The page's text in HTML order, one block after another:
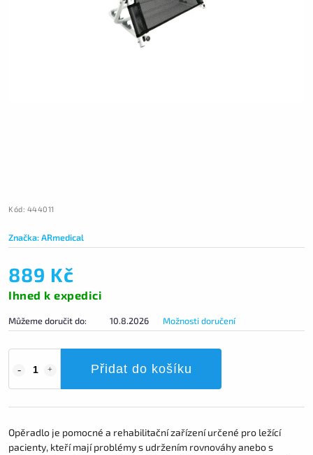
Kód: 444011
Značka:ARmedical
889 Kč
Ihned k expedici
Můžeme doručit do: 10.8.2026 Možnosti doručení
Přidat do košíku
Opěradlo je pomocné a rehabilitační zařízení určené pro ležící
pacienty, kteří mají problémy s udržením rovnováhy anebo s